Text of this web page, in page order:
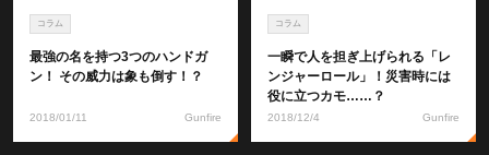
コラム
最強の名を持つ3つのハンドガ
ン！ その威力は象も倒す！？
2018/01/11 Gunfire
コラム
一瞬で人を担ぎ上げられる「レ
ンジャーロール」！災害時には
役に立つカモ……？
2018/12/4 Gunfire